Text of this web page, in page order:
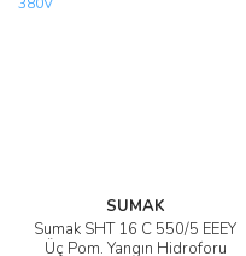
SUMAK
Sumak SHT 16 C 550/5 EEEY
Üç Pom. Yangın Hidroforu